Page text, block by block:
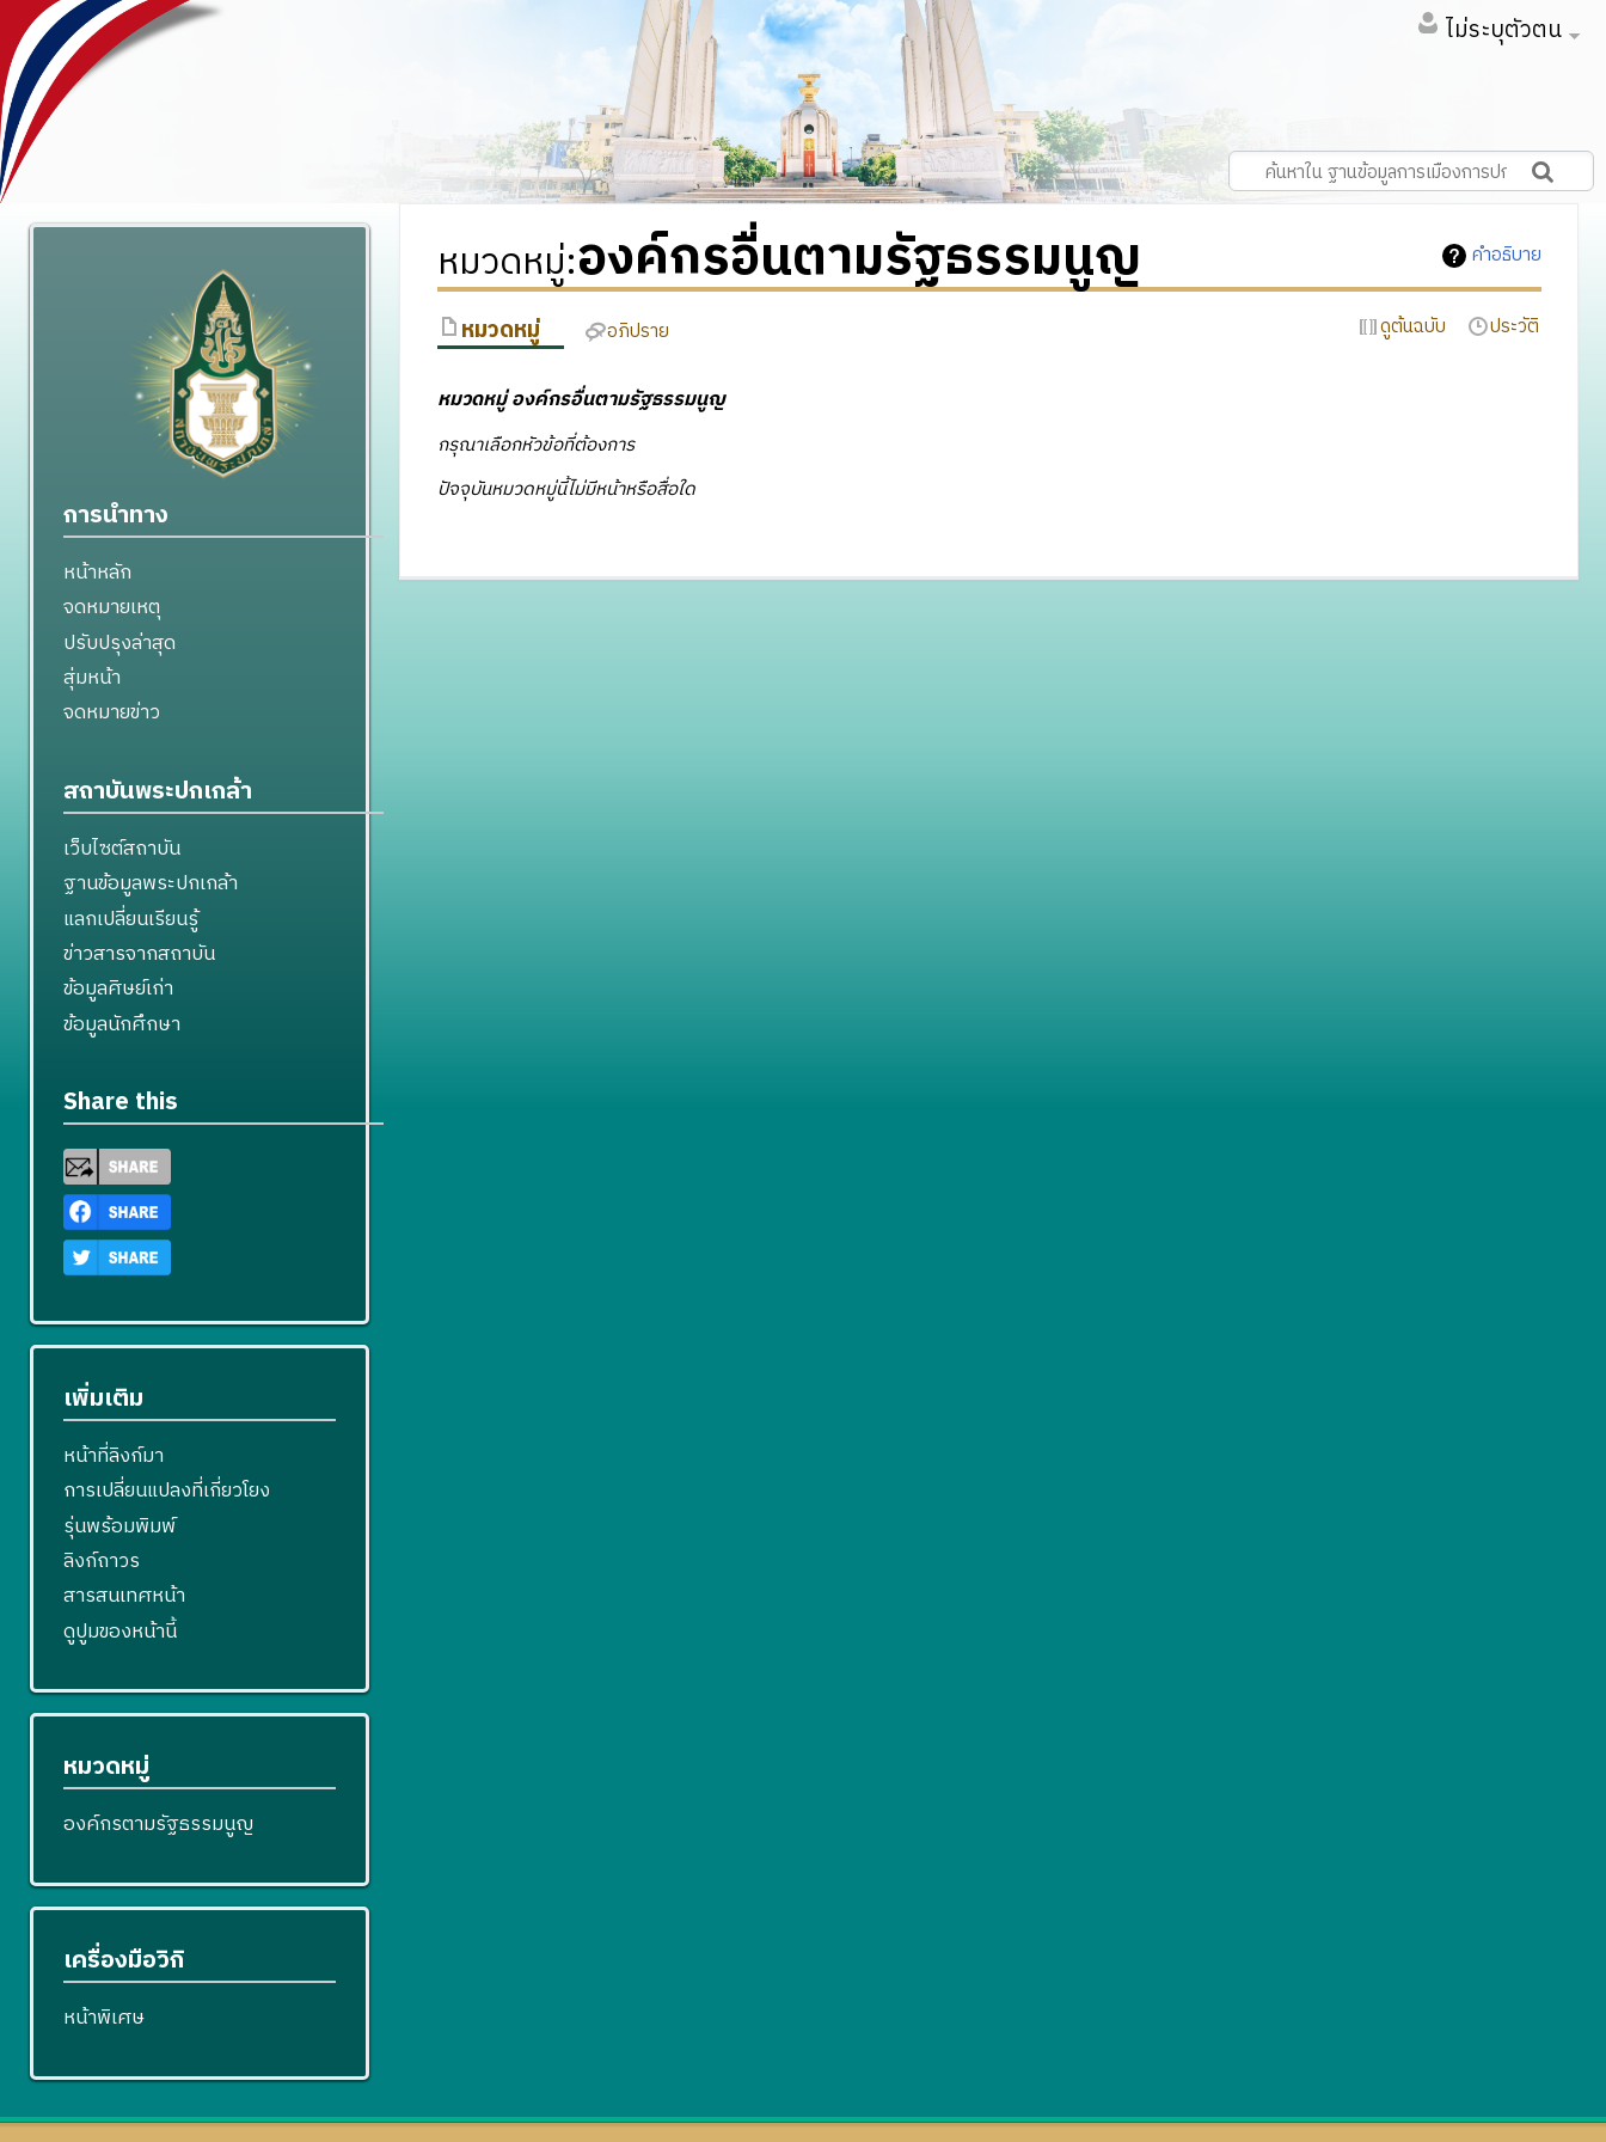
ไม่ระบุตัวตน
คำอธิบาย
หมวดหมู่:องค์กรอื่นตามรัฐธรรมนูญ
หมวดหมู่ อภิปราย ดูต้นฉบับ ประวัติ
หมวดหมู่องค์กรอื่นตามรัฐธรรมนูญ
กรุณาเลือกหัวข้อที่ต้องการ
ปัจจุบันหมวดหมู่นี้ไม่มีหน้าหรือสื่อใด
การนำทาง
หน้าหลัก
จดหมายเหตุ
ปรับปรุงล่าสุด
สุ่มหน้า
จดหมายข่าว
สถาบันพระปกเกล้า
เว็บไซต์สถาบัน
ฐานข้อมูลพระปกเกล้า
แลกเปลี่ยนเรียนรู้
ข่าวสารจากสถาบัน
ข้อมูลศิษย์เก่า
ข้อมูลนักศึกษา
Share this
เพิ่มเติม
หน้าที่ลิงก์มา
การเปลี่ยนแปลงที่เกี่ยวโยง
รุ่นพร้อมพิมพ์
ลิงก์ถาวร
สารสนเทศหน้า
ดูปูมของหน้านี้
หมวดหมู่
องค์กรตามรัฐธรรมนูญ
เครื่องมือวิกิ
หน้าพิเศษ